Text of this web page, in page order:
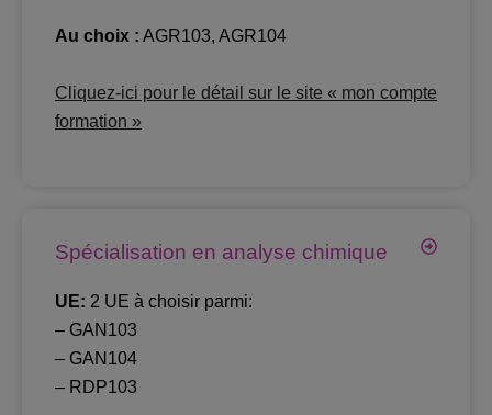
Au choix : AGR103, AGR104
Cliquez-ici pour le détail sur le site « mon compte
formation »
Spécialisation en analyse chimique
UE: 2 UE à choisir parmi:
– GAN103
– GAN104
– RDP103